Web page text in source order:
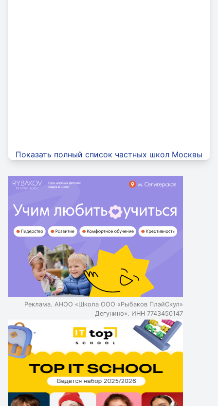
Показать полный список частных школ Москвы
Реклама. АНОО «Школа ООО «Рыбаков ПлэйСкул»
Дегунино». ИНН 7743450147